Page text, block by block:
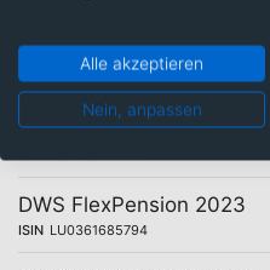
DWS FlexPension II 2024
ISIN LU0412314162
DWS FlexPension II 2025
DWS FlexPension 2023
ISIN LU0361685794
Alle akzeptieren
Nein, anpassen